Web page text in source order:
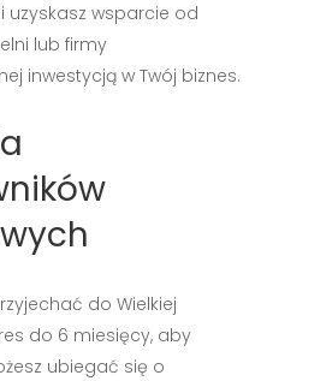
uzyskasz wsparcie od
lub firmy
inwestycją w Twój biznes.
do Wielkiej
do 6 miesięcy, aby
ubiegać się o